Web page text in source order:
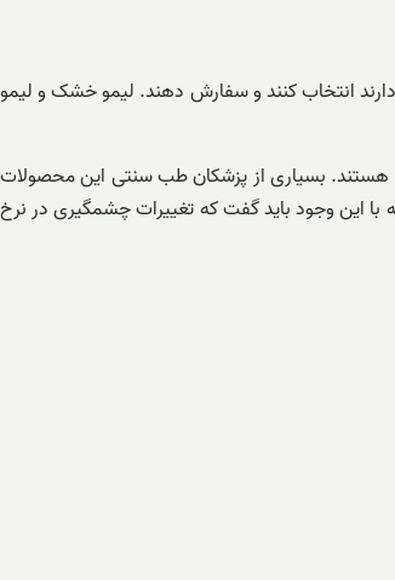
دارند انتخاب کنند و سفارش دهند. لیمو خشک و لیمو
هستند. بسیاری از پزشکان طب سنتی این محصولات
با این وجود باید گفت که تغییرات چشمگیری در نرخ